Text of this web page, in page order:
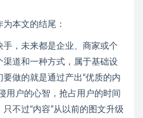
本文的结尾：
，未来都是企业、商家或个
渠道和一种方式，属于基础设
做的就是通过产出“优质的内
用户的心智，抢占用户的时间
不过“内容”从以前的图文升级